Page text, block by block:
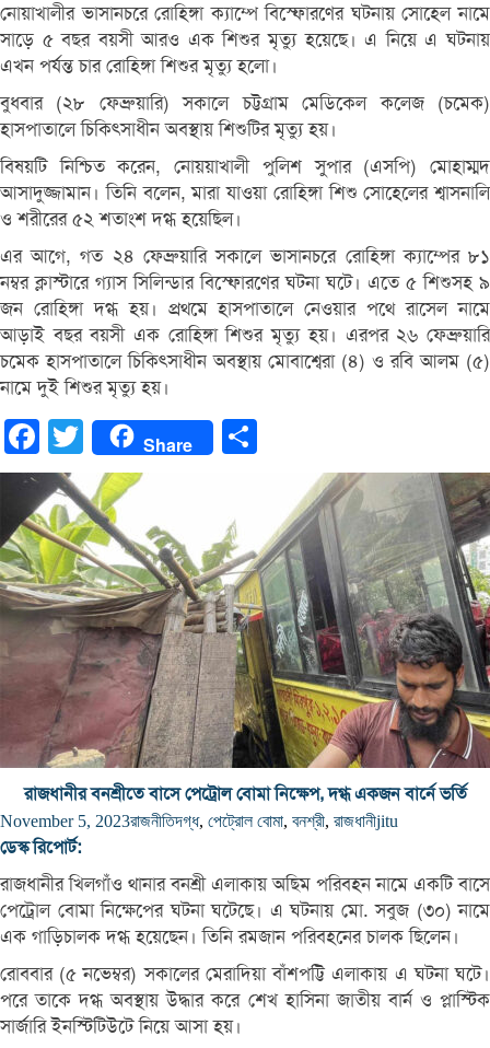
নোয়াখালীর ভাসানচরে রোহিঙ্গা ক্যাম্পে বিস্ফোরণের ঘটনায় সোহেল নামে
সাড়ে ৫ বছর বয়সী আরও এক শিশুর মৃত্যু হয়েছে। এ নিয়ে এ ঘটনায়
এখন পর্যন্ত চার রোহিঙ্গা শিশুর মৃত্যু হলো।
বুধবার (২৮ ফেব্রুয়ারি) সকালে চট্টগ্রাম মেডিকেল কলেজ (চমেক)
হাসপাতালে চিকিৎসাধীন অবস্থায় শিশুটির মৃত্যু হয়।
বিষয়টি নিশ্চিত করেন, নোয়য়াখালী পুলিশ সুপার (এসপি) মোহাম্মদ
আসাদুজ্জামান। তিনি বলেন, মারা যাওয়া রোহিঙ্গা শিশু সোহেলের শ্বাসনালি
ও শরীরের ৫২ শতাংশ দগ্ধ হয়েছিল।
এর আগে, গত ২৪ ফেব্রুয়ারি সকালে ভাসানচরে রোহিঙ্গা ক্যাম্পের ৮১
নম্বর ক্লাস্টারে গ্যাস সিলিন্ডার বিস্ফোরণের ঘটনা ঘটে। এতে ৫ শিশুসহ ৯
জন রোহিঙ্গা দগ্ধ হয়। প্রথমে হাসপাতালে নেওয়ার পথে রাসেল নামে
আড়াই বছর বয়সী এক রোহিঙ্গা শিশুর মৃত্যু হয়। এরপর ২৬ ফেব্রুয়ারি
চমেক হাসপাতালে চিকিৎসাধীন অবস্থায় মোবাশ্বেরা (৪) ও রবি আলম (৫)
নামে দুই শিশুর মৃত্যু হয়।
FacebookTwitter Share
রাজধানীর বনশ্রীতে বাসে পেট্রোল বোমা নিক্ষেপ, দগ্ধ একজন বার্নে ভর্তি
November 5, 2023রাজনীতিদগ্ধ, পেট্রোল বোমা, বনশ্রী, রাজধানীjitu
ডেস্ক রিপোর্ট:
রাজধানীর খিলগাঁও থানার বনশ্রী এলাকায় অছিম পরিবহন নামে একটি বাসে
পেট্রোল বোমা নিক্ষেপের ঘটনা ঘটেছে। এ ঘটনায় মো. সবুজ (৩০) নামে
এক গাড়িচালক দগ্ধ হয়েছেন। তিনি রমজান পরিবহনের চালক ছিলেন।
রোববার (৫ নভেম্বর) সকালের মেরাদিয়া বাঁশপট্টি এলাকায় এ ঘটনা ঘটে।
পরে তাকে দগ্ধ অবস্থায় উদ্ধার করে শেখ হাসিনা জাতীয় বার্ন ও প্লাস্টিক
সার্জারি ইনস্টিটিউটে নিয়ে আসা হয়।